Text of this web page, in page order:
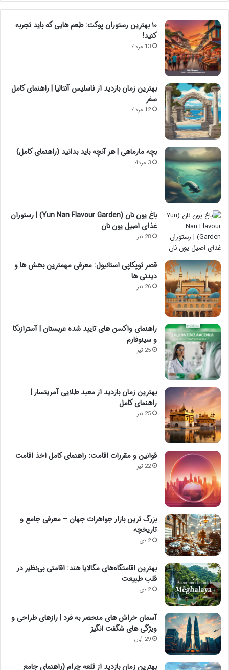
۱۰ بهترین رستوران پوکت: طعم هایی که باید تجربه
کنید!
13 مرداد
بهترین زمان بازدید از فاسلیس آنتالیا | راهنمای کامل
سفر
12 مرداد
بچه مارماهی | هر آنچه باید بدانید (راهنمای کامل)
3 مرداد
باغ یون نان (Yun Nan Flavour Garden) | رستوران
غذای اصیل یون نان
28 تیر
قصر توپکاپی استانبول: معرفی مهمترین بخش ها و
دیدنی ها
26 تیر
راهنمای واکسن های تایید شده عربستان | آسترازنکا
و سینوفارم
25 تیر
بهترین زمان بازدید از معبد طلایی آمریتسار |
راهنمای کامل
25 تیر
قوانین و مقررات اقامت: راهنمای کامل اخذ اقامت
22 تیر
بزرگ ترین بازار جواهرات جهان – معرفی جامع و
تاریخچه
2 دی
بهترین اقامتگاه‌های مگالایا هند: اقامتی بی‌نظیر در
قلب طبیعت
2 دی
آسمان خراش های منحصر به فرد | رازهای طراحی و
ویژگی های شگفت انگیز
29 آبان
بهترین زمان بازدید از قلعه چرام (راهنمای جامع